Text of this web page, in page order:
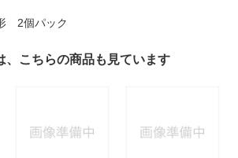
2個パック
、こちらの商品も見ています